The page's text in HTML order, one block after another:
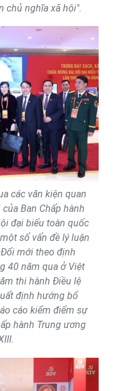
chủ nghĩa xã hội".
các văn kiện quan
Ban Chấp hành
đại biểu toàn quốc
số vấn đề lý luận
mới theo định
40 năm qua ở Việt
thi hành Điều lệ
định hướng bổ
cáo kiểm điểm sự
hành Trung ương